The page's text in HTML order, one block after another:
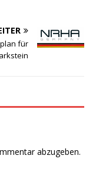
für
abzugeben.